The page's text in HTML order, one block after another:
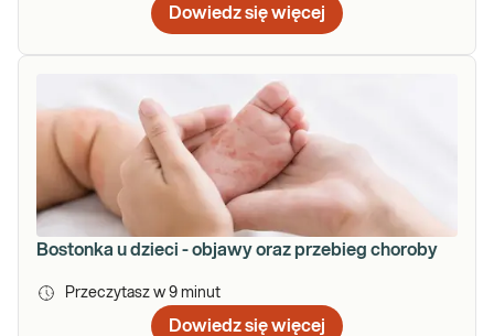
Dowiedz się więcej
Bostonka u dzieci - objawy oraz przebieg choroby
Przeczytasz w 9 minut
Dowiedz się więcej